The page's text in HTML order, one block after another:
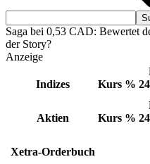
Saga bei 0,53 CAD: Bewertet
der Story?
Anzeige
Indizes Kurs %
Aktien Kurs %
Xetra-Orderbuch